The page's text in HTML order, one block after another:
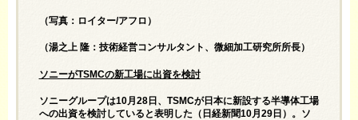
（写真：ロイター/アフロ）
（湯之上 隆：技術経営コンサルタント、微細加工研究所所長）
ソニーがTSMCの新工場に出資を検討
ソニーグループは10月28日、TSMCが日本に新設する半導体工場
への出資を検討していると表明した（日経新聞10月29日）。ソ